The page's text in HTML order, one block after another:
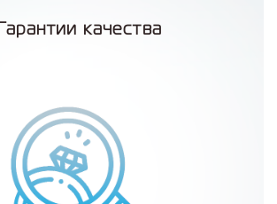
качества